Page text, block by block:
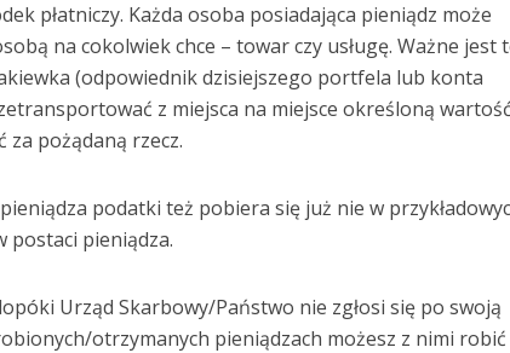
płatniczy. Każda osoba posiadająca pieniądz może
na cokolwiek chce – towar czy usługę. Ważne jest
(odpowiednik dzisiejszego portfela lub konta
z miejsca na miejsce określoną
za pożądaną rzecz.
podatki też pobiera się już nie w
postaci pieniądza.
Urząd Skarbowy/Państwo nie zgłosi się po swoją
otrzymanych pieniądzach możesz z nimi robić